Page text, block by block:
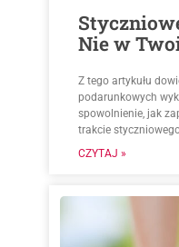
Nie w
Z tego artykułu
podarunkowych
spowolnienie, jak
trakcie
CZYTAJ »